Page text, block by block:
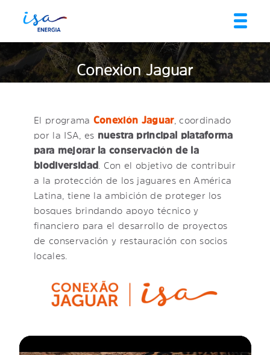
Conexión Jaguar
El programa Conexión Jaguar, coordinado
por la ISA, es nuestra principal plataforma
para mejorar la conservación de la
biodiversidad
. Con el objetivo de contribuir
a la protección de los jaguares en América
Latina, tiene la ambición de proteger los
bosques brindando apoyo técnico y
financiero para el desarrollo de proyectos
de conservación y restauración con socios
locales.